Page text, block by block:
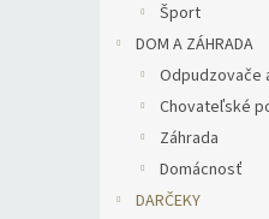
Šport
DOM A ZÁHRADA
Odpudzovače
Chovateľské
Záhrada
Domácnosť
DARČEKY